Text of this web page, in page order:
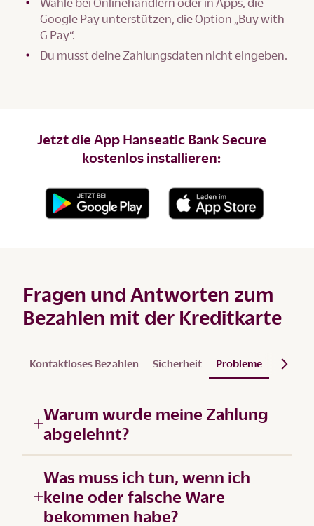
Google Pay unterstützen, die Option „Buy with
G Pay“.
Du musst deine Zahlungsdaten nicht eingeben.
Jetzt die App Hanseatic Bank Secure
kostenlos installieren:
Fragen und Antworten zum
Bezahlen mit der Kreditkarte
Kontaktloses Bezahlen Sicherheit Probleme Visa
Warum wurde meine Zahlung
abgelehnt?
Was muss ich tun, wenn ich
keine oder falsche Ware
bekommen habe?